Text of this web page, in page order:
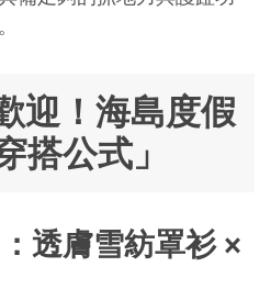
迎！海島度假
搭公式」
透膚雪紡罩衫 ×